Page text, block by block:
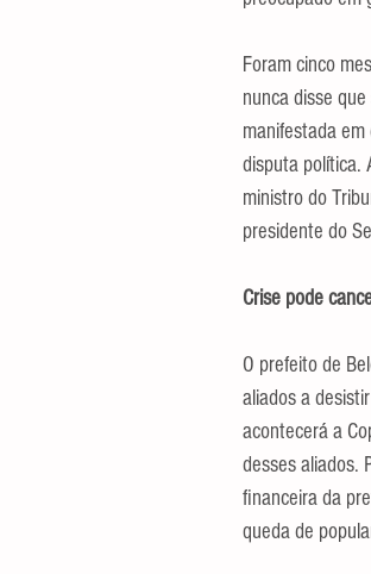
Foram cinco
nunca disse
manifestada
disputa política.
ministro do
presidente do
Crise pode
O prefeito de
aliados a
acontecerá a
desses aliados.
financeira da
queda de